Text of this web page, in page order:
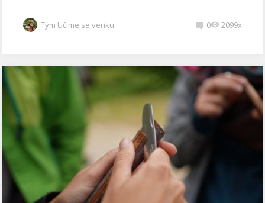
Tým Učíme se venku 0 2099x